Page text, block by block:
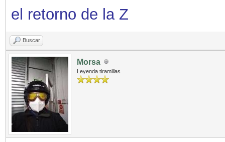
el retorno de la Z
Buscar
Morsa
Leyenda tiramillas